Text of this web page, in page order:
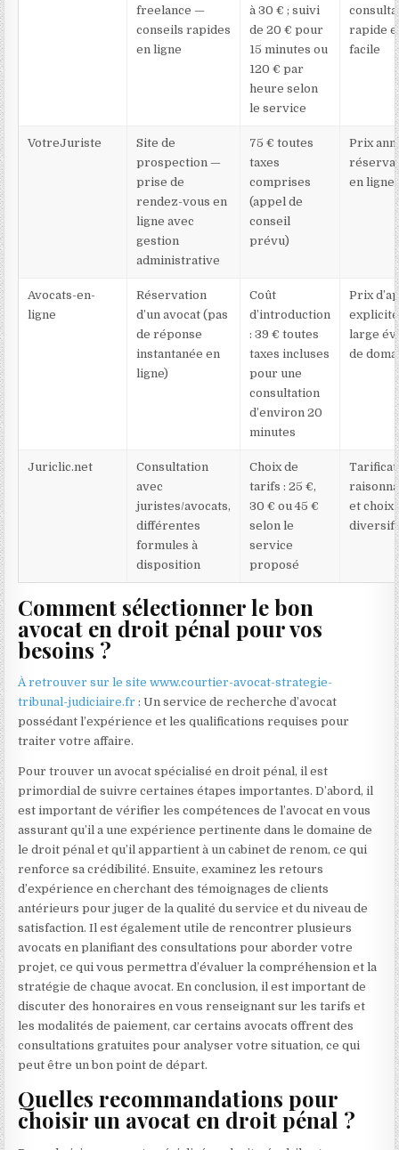
freelance —
conseils rapides
en ligne
à 30 € ; suivi
de 20 € pour
15 minutes ou
120 € par
heure selon
le service
rapide
facile
VotreJuriste
Site de
prospection —
prise de
rendez-vous en
ligne avec
gestion
administrative
75 € toutes
taxes
comprises
(appel de
conseil
prévu)
Prix
en ligne
Avocats-en-
ligne
Réservation
d’un avocat (pas
de réponse
instantanée en
ligne)
Coût
d’introduction
: 39 € toutes
taxes incluses
pour une
consultation
d’environ 20
minutes
Prix
large
de
Juriclic.net
Consultation
avec
juristes/avocats,
différentes
formules à
disposition
Choix de
tarifs : 25 €,
30 € ou 45 €
selon le
service
proposé
et choix
Comment sélectionner le bon
avocat en droit pénal pour vos
besoins ?
À retrouver sur le site www.courtier-avocat-strategie-
tribunal-judiciaire.fr : Un service de recherche d’avocat
possédant l’expérience et les qualifications requises pour
traiter votre affaire.
Pour trouver un avocat spécialisé en droit pénal, il est
primordial de suivre certaines étapes importantes. D’abord, il
est important de vérifier les compétences de l’avocat en vous
assurant qu’il a une expérience pertinente dans le domaine de
le droit pénal et qu’il appartient à un cabinet de renom, ce qui
renforce sa crédibilité. Ensuite, examinez les retours
d’expérience en cherchant des témoignages de clients
antérieurs pour juger de la qualité du service et du niveau de
satisfaction. Il est également utile de rencontrer plusieurs
avocats en planifiant des consultations pour aborder votre
projet, ce qui vous permettra d’évaluer la compréhension et la
stratégie de chaque avocat. En conclusion, il est important de
discuter des honoraires en vous renseignant sur les tarifs et
les modalités de paiement, car certains avocats offrent des
consultations gratuites pour analyser votre situation, ce qui
peut être un bon point de départ.
Quelles recommandations pour
choisir un avocat en droit pénal ?